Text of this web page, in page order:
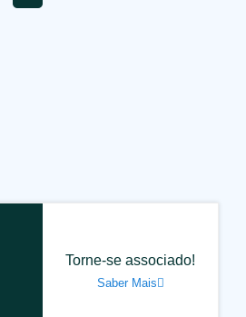
Torne-se associado!
Saber Mais